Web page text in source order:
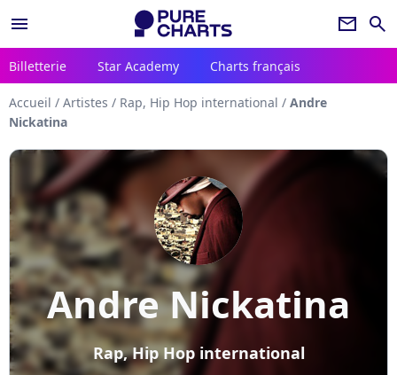
menu newsletter search
Billetterie Star Academy Charts français
Accueil / Artistes / Rap, Hip Hop international / Andre
Nickatina
Andre Nickatina
Rap, Hip Hop international